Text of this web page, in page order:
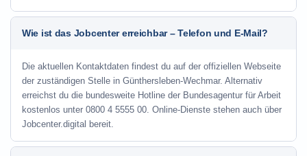
Wie ist das Jobcenter erreichbar – Telefon und E-Mail?
Die aktuellen Kontaktdaten findest du auf der offiziellen Webseite
der zuständigen Stelle in Günthersleben-Wechmar. Alternativ
erreichst du die bundesweite Hotline der Bundesagentur für Arbeit
kostenlos unter 0800 4 5555 00. Online-Dienste stehen auch über
Jobcenter.digital bereit.